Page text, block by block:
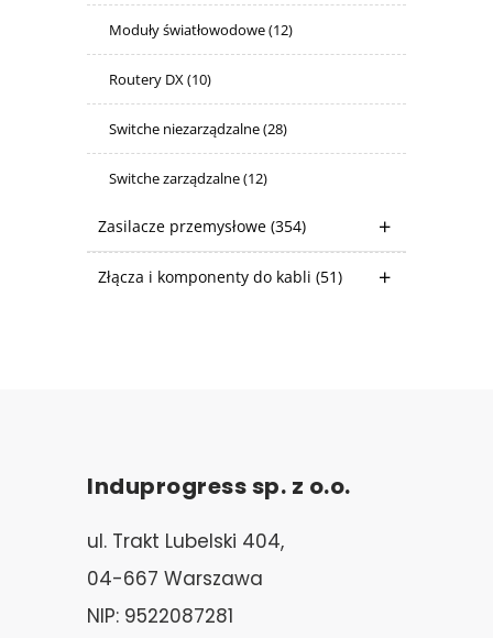
Moduły światłowodowe(12)
Routery DX(10)
Switche niezarządzalne(28)
Switche zarządzalne(12)
Zasilacze przemysłowe (354)
Złącza i komponenty do kabli (51)
Induprogress sp. z o.o.
ul. Trakt Lubelski 404,
04-667 Warszawa
NIP: 9522087281